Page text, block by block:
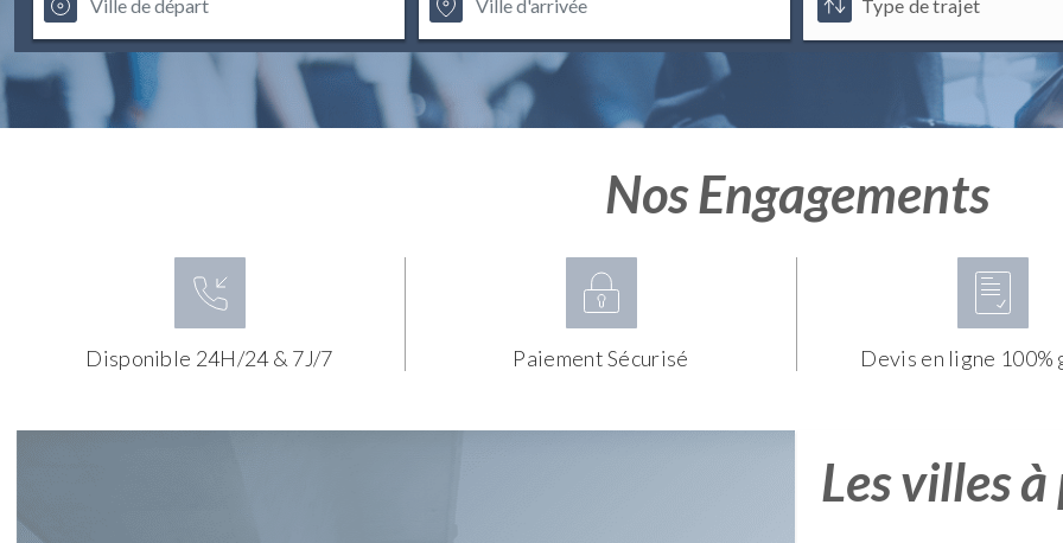
Nos Engagements
Disponible 24H/24 & 7J/7 Paiement Sécurisé Devis en ligne
Les villes